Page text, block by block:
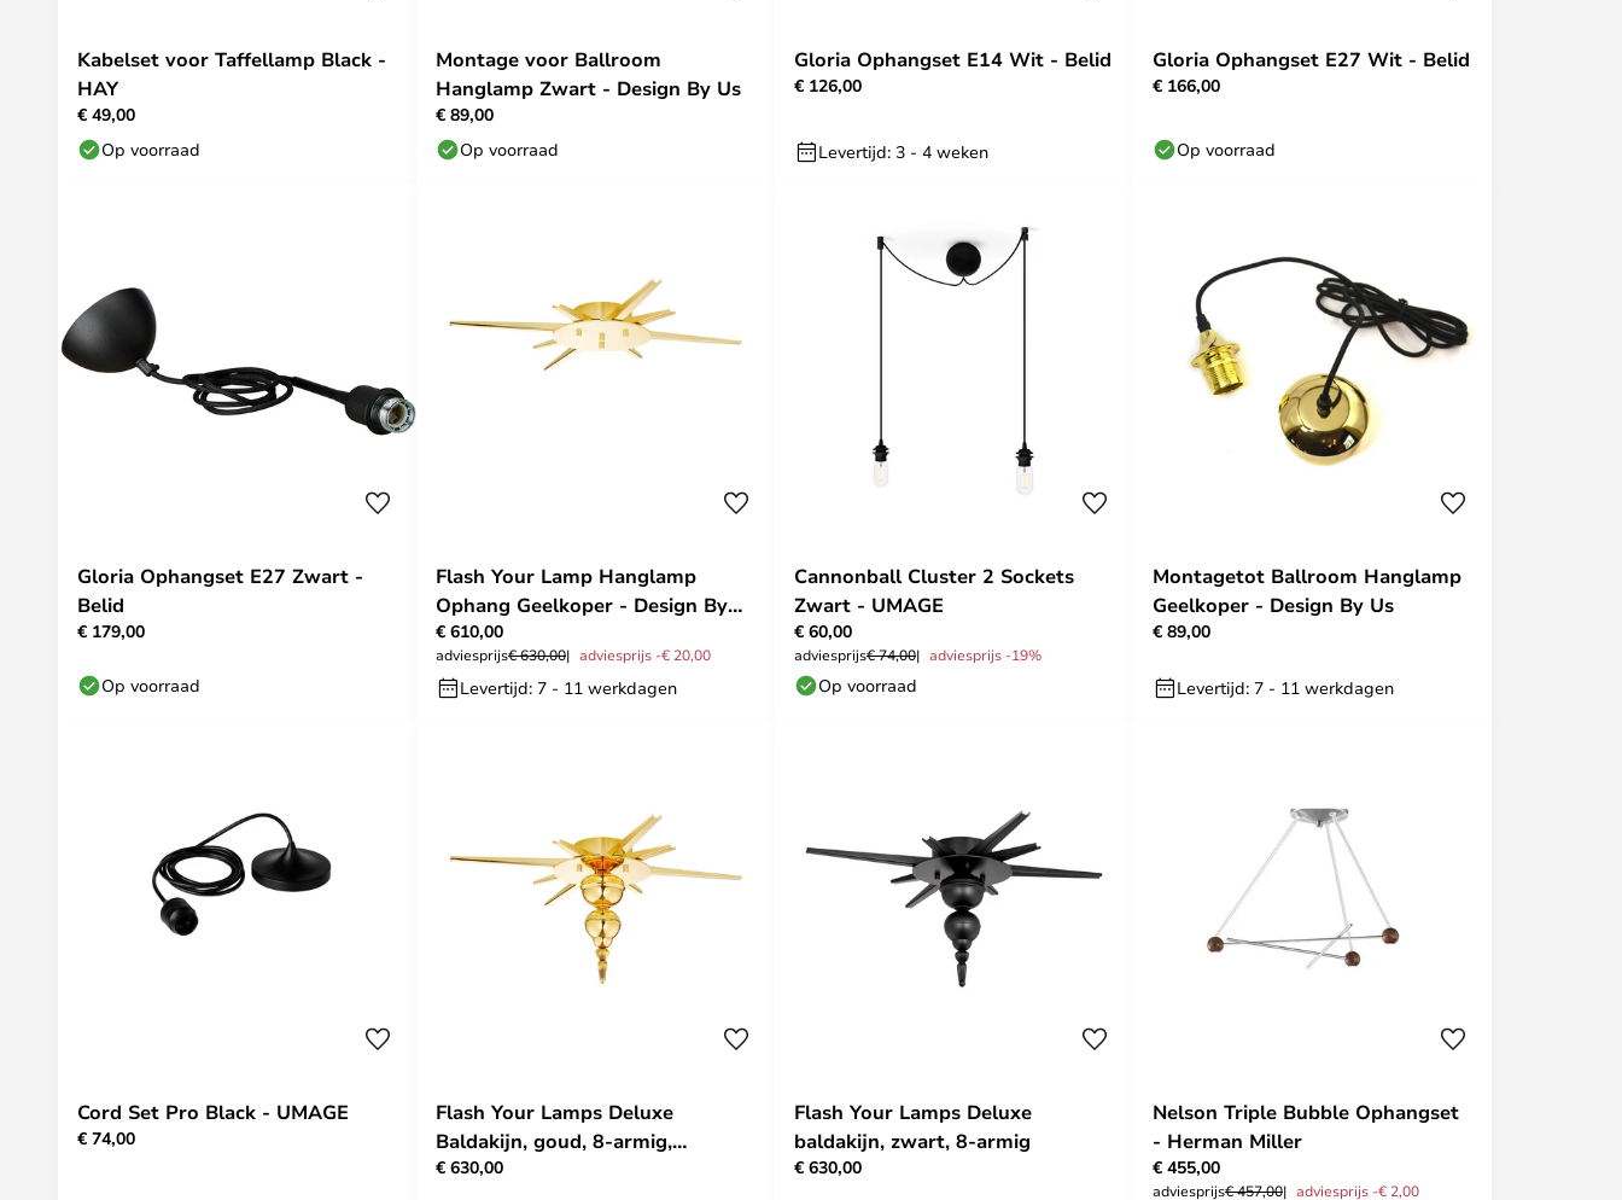
Kabelset voor Taffellamp Black -
HAY
€ 49,00
Op voorraad
Montage voor Ballroom
Hanglamp Zwart - Design By Us
€ 89,00
Op voorraad
Gloria Ophangset E14 Wit - Belid
€ 126,00
Levertijd: 3 - 4 weken
Gloria Ophangset E27 Wit - Belid
€ 166,00
Op voorraad
Gloria Ophangset E27 Zwart -
Belid
€ 179,00
Op voorraad
Flash Your Lamp Hanglamp
Ophang Geelkoper - Design By
Us
€ 610,00
adviesprijs€ 630,00 adviesprijs -€ 20,00
Levertijd: 7 - 11 werkdagen
Cannonball Cluster 2 Sockets
Zwart - UMAGE
€ 60,00
adviesprijs€ 74,00 adviesprijs -19%
Op voorraad
Montagetot Ballroom Hanglamp
Geelkoper - Design By Us
€ 89,00
Levertijd: 7 - 11 werkdagen
Cord Set Pro Black - UMAGE
€ 74,00
Flash Your Lamps Deluxe
Baldakijn, goud, 8-armig,
aanpasbaar
€ 630,00
Flash Your Lamps Deluxe
baldakijn, zwart, 8-armig
€ 630,00
Nelson Triple Bubble Ophangset
- Herman Miller
€ 455,00
adviesprijs€ 457,00 adviesprijs -€ 2,00